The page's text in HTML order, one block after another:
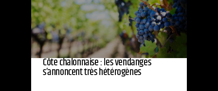
Côte chalonnaise : les vendanges
s’annoncent très hétérogènes